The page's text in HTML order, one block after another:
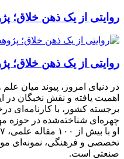
روایتی از یک ذهن خلاق؛
روایتی از یک ذهن خلاق؛
در دنیای امروز، پیوند میان
اهمیت یافته و نقش نخبگان در
برجسته کشور، با کارنامه‌ای
چهره‌ای شناخته‌شده در حوزه
تخصصی و فرهنگی، نمونه‌ای
صنعتی است.